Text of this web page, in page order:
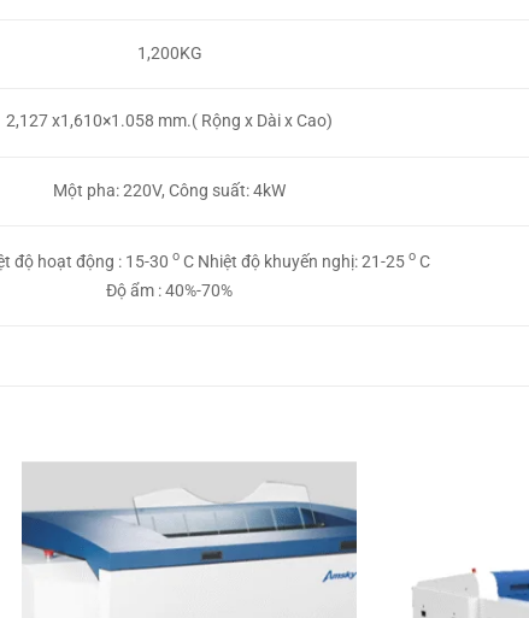
1,200KG
2,127 x1,610×1.058 mm.( Rộng x Dài x Cao)
Một pha: 220V, Công suất: 4kW
độ hoạt động : 15-30 o C Nhiệt độ khuyến nghị: 21-25 o C
Độ ẩm : 40%-70%
Thêm
yêu